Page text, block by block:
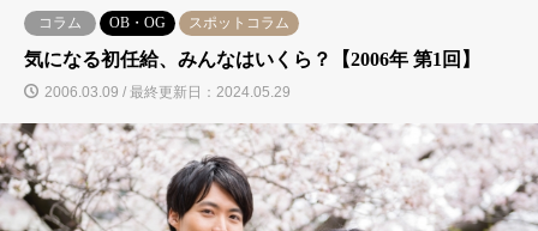
コラム OB・OG スポットコラム
気になる初任給、みんなはいくら？【2006年 第1回】
2006.03.09 / 最終更新日：2024.05.29